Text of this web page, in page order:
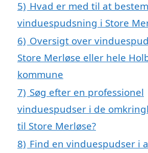
5) Hvad er med til at
vinduespudsning i Store
6) Oversigt over
Store Merløse eller hele
kommune
7) Søg efter en professionel
vinduespudser i de
til Store Merløse?
8) Find en vinduespudser i